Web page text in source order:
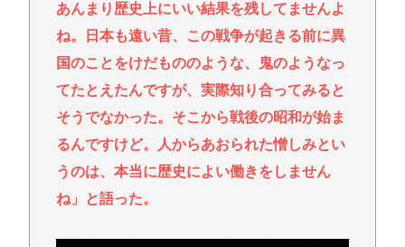
あんまり歴史上にいい結果を残してませんよ
ね。日本も遠い昔、この戦争が起きる前に異
国のことをけだもののような、鬼のようなっ
てたとえたんですが、実際知り合ってみると
そうでなかった。そこから戦後の昭和が始ま
るんですけど。人からあおられた憎しみとい
うのは、本当に歴史によい働きをしません
ね」と語った。